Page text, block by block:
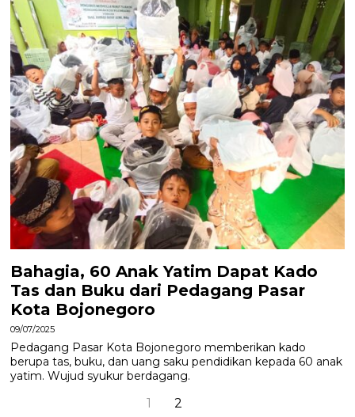
Bahagia, 60 Anak Yatim Dapat Kado
Tas dan Buku dari Pedagang Pasar
Kota Bojonegoro
09/07/2025
Pedagang Pasar Kota Bojonegoro memberikan kado
berupa tas, buku, dan uang saku pendidikan kepada 60 anak
yatim. Wujud syukur berdagang.
1 2